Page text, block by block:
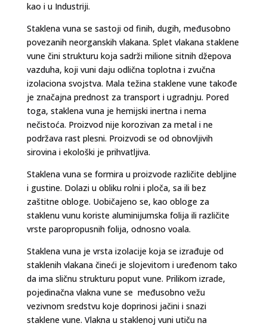
kao i u Industriji.
Staklena vuna se sastoji od finih, dugih, međusobno
povezanih neorganskih vlakana. Splet vlakana staklene
vune čini strukturu koja sadrži milione sitnih džepova
vazduha, koji vuni daju odlična toplotna i zvučna
izolaciona svojstva. Mala težina staklene vune takođe
je značajna prednost za transport i ugradnju. Pored
toga, staklena vuna je hemijski inertna i nema
nečistoća. Proizvod nije korozivan za metal i ne
podržava rast plesni. Proizvodi se od obnovljivih
sirovina i ekološki je prihvatljiva.
Staklena vuna se formira u proizvode različite debljine
i gustine. Dolazi u obliku rolni i ploča, sa ili bez
zaštitne obloge. Uobičajeno se, kao obloge za
staklenu vunu koriste aluminijumska folija ili različite
vrste paropropusnih folija, odnosno voala.
Staklena vuna je vrsta izolacije koja se izrađuje od
staklenih vlakana čineći je slojevitom i uređenom tako
da ima sličnu strukturu poput vune. Prilikom izrade,
pojedinačna vlakna vune se međusobno vežu
vezivnom sredstvu koje doprinosi jačini i snazi
staklene vune. Vlakna u staklenoj vuni utiču na